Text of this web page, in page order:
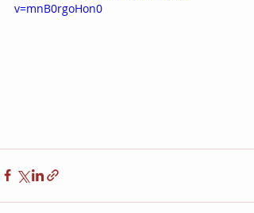
v=mnB0rgoHon0